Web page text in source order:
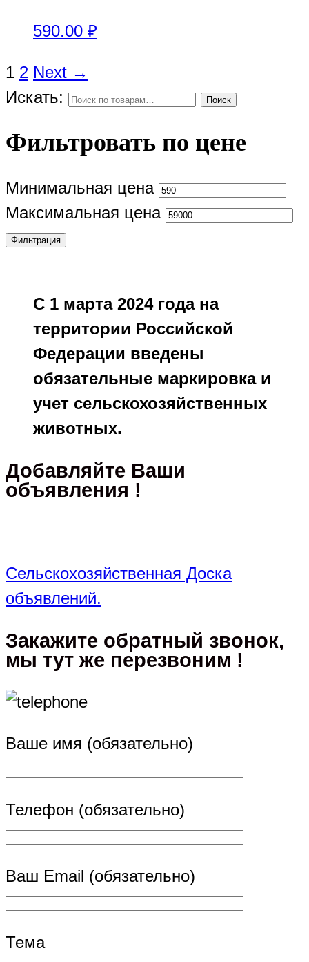
590.00 ₽
1 2 Next →
Искать:
Поиск
Фильтровать по цене
Минимальная цена
Максимальная цена
Фильтрация
С 1 марта 2024 года на
территории Российской
Федерации введены
обязательные маркировка и
учет сельскохозяйственных
животных.
Добавляйте Ваши
объявления !
Сельскохозяйственная Доска
объявлений.
Закажите обратный звонок,
мы тут же перезвоним !
Ваше имя (обязательно)
Телефон (обязательно)
Ваш Email (обязательно)
Тема